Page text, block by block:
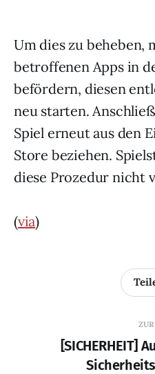
Um dies zu beheben,
betroffenen Apps in
befördern, diesen
neu starten.
Spiel erneut aus den
Store beziehen.
diese Prozedur nicht
(via)
[SICHERHEIT]